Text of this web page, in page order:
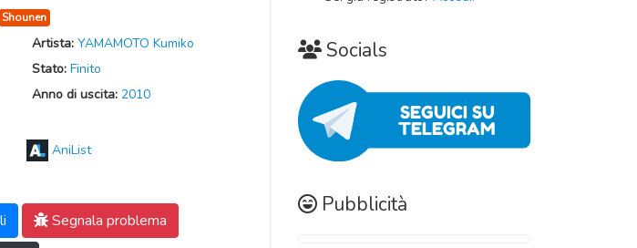
Shounen
Artista: YAMAMOTO Kumiko
Stato: Finito
Anno di uscita: 2010
AniList
Segnala problema
Socials
Pubblicità